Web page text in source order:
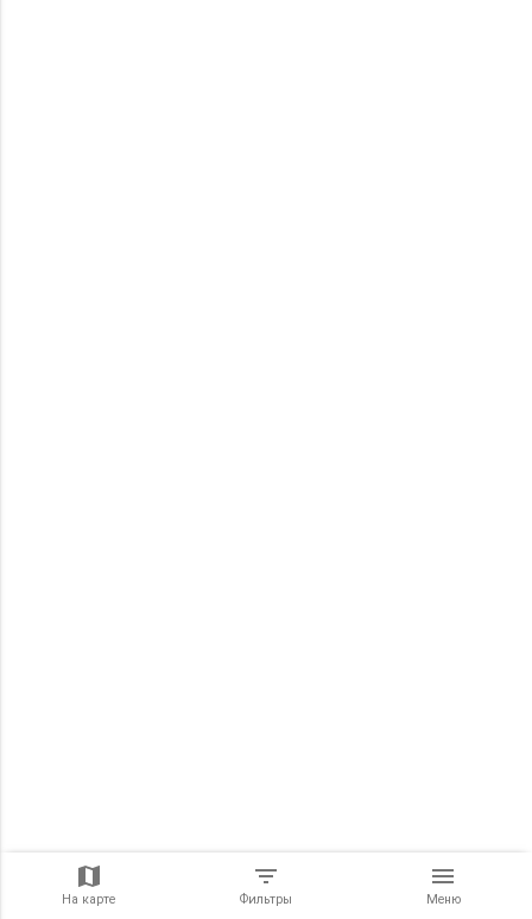
На карте Фильтры Меню